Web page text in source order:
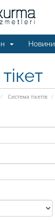
Новини
Система тікетів